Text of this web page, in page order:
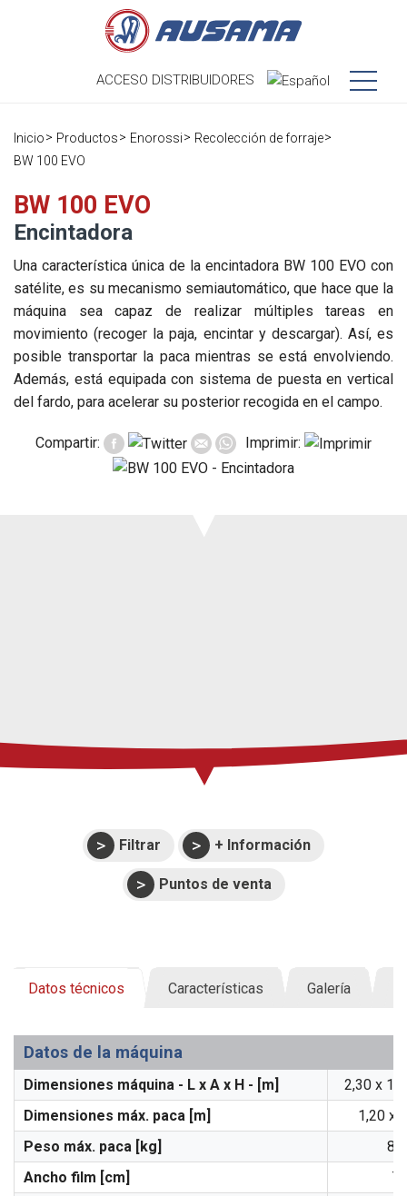
ACCESO DISTRIBUIDORES
Nosotros
Marcas que
trabajamos
Encuesta de
satisfacción
Postventa
Registra tu
máquina
Recambios
Soporte
Actualidad
Blog
Eventos
Contacto
Inicio Productos Enorossi
Recolección de forraje
BW 100 EVO
BW 100 EVO
Encintadora
Una característica única de la encintadora BW 100 EVO con
satélite, es su mecanismo semiautomático, que hace que la
máquina sea capaz de realizar múltiples tareas en
movimiento (recoger la paja, encintar y descargar). Así, es
posible transportar la paca mientras se está envolviendo.
Además, está equipada con sistema de puesta en vertical
del fardo, para acelerar su posterior recogida en el campo.
Compartir: Imprimir:
Filtrar + Información
Puntos de venta
Datos técnicos Características Galería
Datos de la máquina
Dimensiones máquina - L x A x H - [m]
2,30 x
Dimensiones máx. paca [m]
1,20 x
Peso máx. paca [kg]
Ancho film [cm]
75